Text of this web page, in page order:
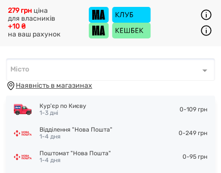
+10 ₴
на ваш рахунок
279 грн ціна
для власників
Місто*
Місто
Наявність в магазинах
Кур'єр по Києву
1-3 дні
0-109 грн
Відділення "Нова Пошта"
1-4 дня
0-249 грн
Поштомат "Нова Пошта"
1-4 дня
0-95 грн